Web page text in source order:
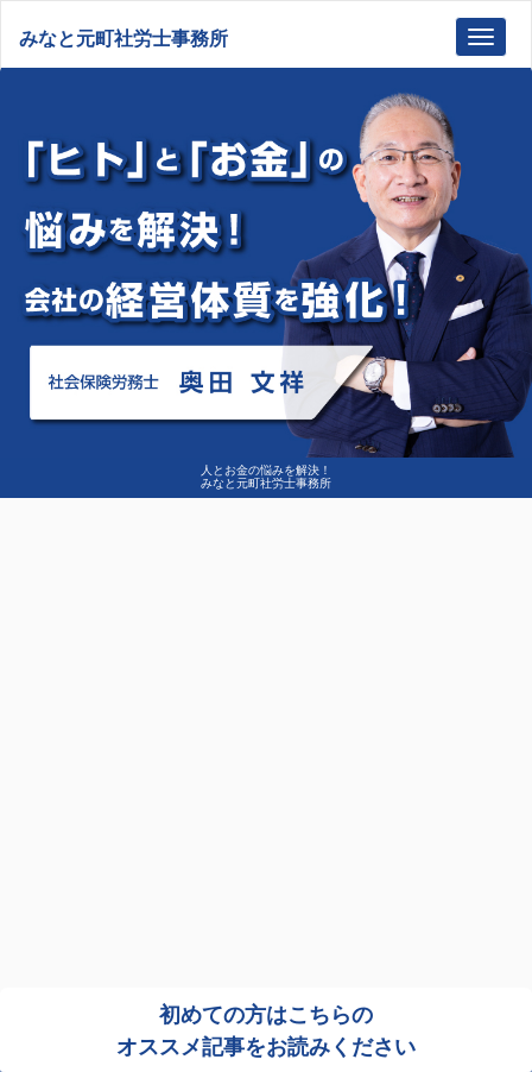
人とお金の悩みを解決！
みなと元町社労士事務所
みなと元町社労士事務所
初めての方はこちらの
オススメ記事をお読みください